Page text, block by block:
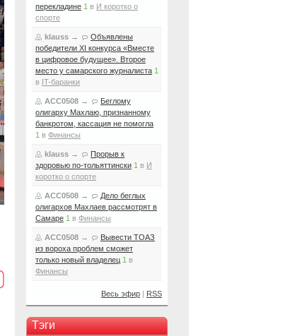
перекладине 1 в И коротко о
спорте
klauss →
Объявлены
победители XI конкурса «Вместе
в цифровое будущее». Второе
место у самарского журналиста 1
в IT-баранки
ACC0508 →
Беглому
олигарху Махлаю, признанному
банкротом, кассация не помогла
1 в Финансы
klauss →
Прорыв к
здоровью по-тольяттински 1 в И
коротко о спорте
ACC0508 →
Дело беглых
олигархов Махлаев рассмотрят в
Самаре 1 в Финансы
ACC0508 →
Вывести ТОАЗ
из вороха проблем сможет
только новый владелец 1 в
Финансы
Весь эфир | RSS
Тэги